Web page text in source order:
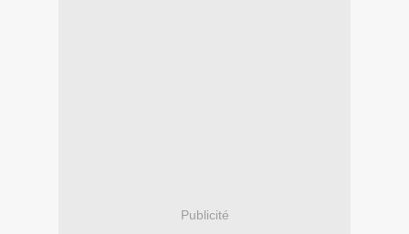
Publicité